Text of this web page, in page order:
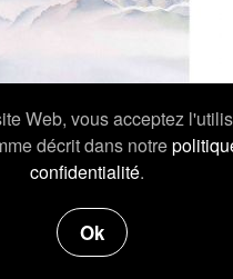
Web, vous acceptez
décrit dans notre
confidentialité.
Ok